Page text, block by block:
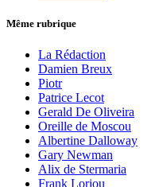
Même rubrique
La Rédaction
Damien Breux
Piotr
Patrice Lecot
Gerald De Oliveira
Oreille de Moscou
Albertine Dalloway
Gary Newman
Alix de Stermaria
Frank Loriou